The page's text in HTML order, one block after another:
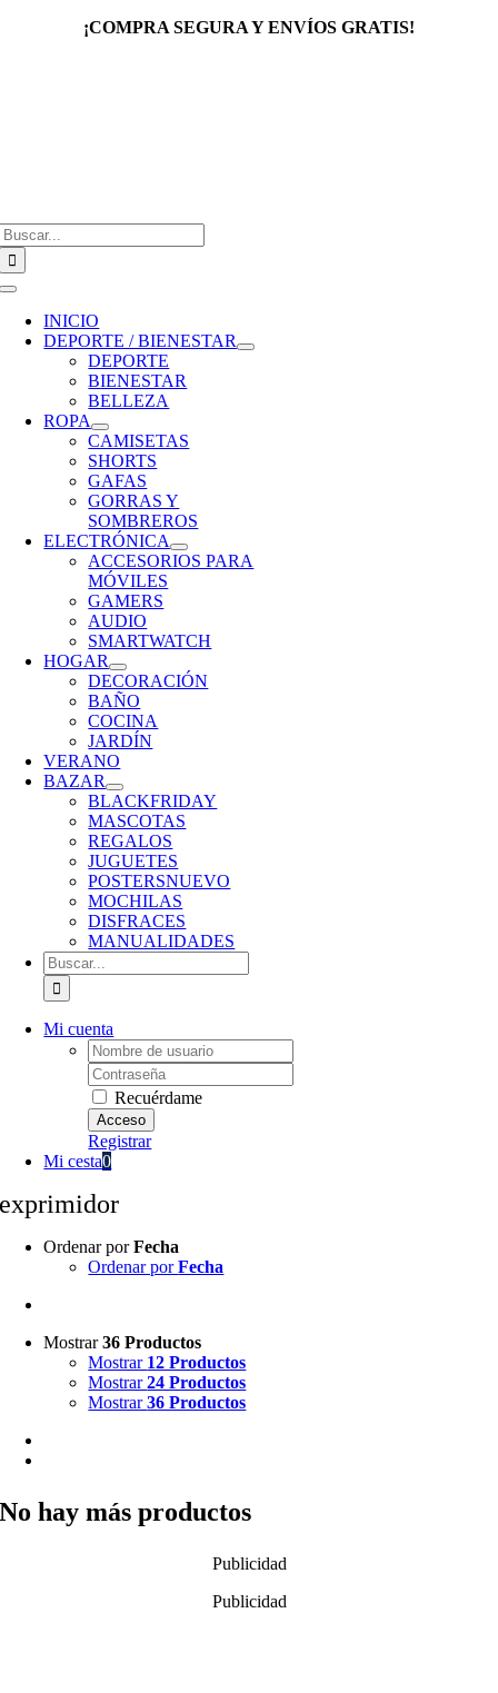
¡COMPRA SEGURA Y ENVÍOS GRATIS!
Toggle
Navigation
INICIO
DEPORTE / BIENESTAR
DEPORTE
BIENESTAR
BELLEZA
ROPA
CAMISETAS
SHORTS
GAFAS
GORRAS Y
SOMBREROS
ELECTRÓNICA
ACCESORIOS PARA
MÓVILES
GAMERS
AUDIO
SMARTWATCH
HOGAR
DECORACIÓN
BAÑO
COCINA
JARDÍN
VERANO
BAZAR
BLACKFRIDAY
MASCOTAS
REGALOS
JUGUETES
POSTERSNUEVO
MOCHILAS
DISFRACES
MANUALIDADES
Buscar:
Mi cuenta
Username:
Password:
Recuérdame
Registrar
Mi cesta0
exprimidor
Ordenar porFecha
Ordenar porFecha
Mostrar36 Productos
Mostrar 12 Productos
Mostrar24 Productos
Mostrar36 Productos
No hay más productos
Publicidad
Publicidad